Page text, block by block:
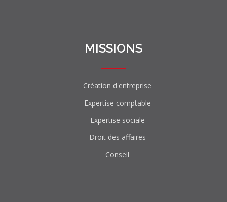
MISSIONS
Création d'entreprise
Expertise comptable
Expertise sociale
Droit des affaires
Conseil